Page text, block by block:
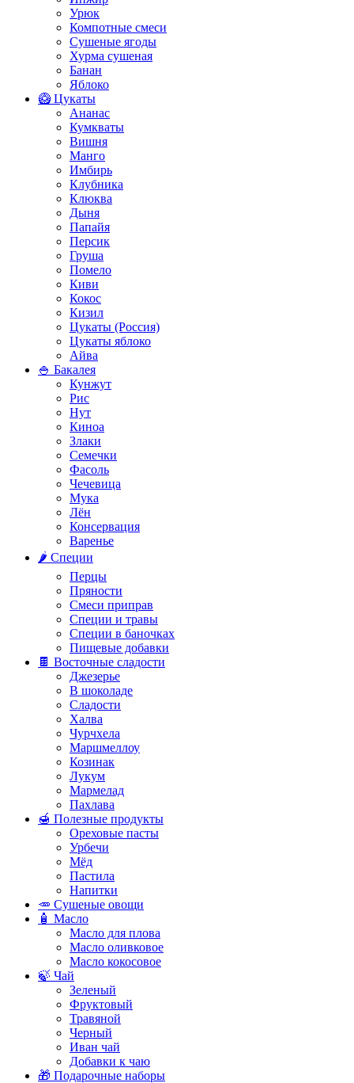
Урюк
Компотные смеси
Сушеные ягоды
Хурма сушеная
Банан
Яблоко
🥝 Цукаты
Ананас
Кумкваты
Вишня
Манго
Имбирь
Клубника
Клюква
Дыня
Папайя
Персик
Груша
Помело
Киви
Кокос
Кизил
Цукаты (Россия)
Цукаты яблоко
Айва
🍚 Бакалея
Кунжут
Рис
Нут
Киноа
Злаки
Семечки
Фасоль
Чечевица
Мука
Лён
Консервация
Варенье
🌶️ Специи
Перцы
Пряности
Смеси приправ
Специи и травы
Специи в баночках
Пищевые добавки
🍫 Восточные сладости
Джезерье
В шоколаде
Сладости
Халва
Чурчхела
Маршмеллоу
Козинак
Лукум
Мармелад
Пахлава
🍯 Полезные продукты
Ореховые пасты
Урбечи
Мёд
Пастила
Напитки
🥕 Сушеные овощи
🧴 Масло
Масло для плова
Масло оливковое
Масло кокосовое
🍃 Чай
Зеленый
Фруктовый
Травяной
Черный
Иван чай
Добавки к чаю
🎁 Подарочные наборы